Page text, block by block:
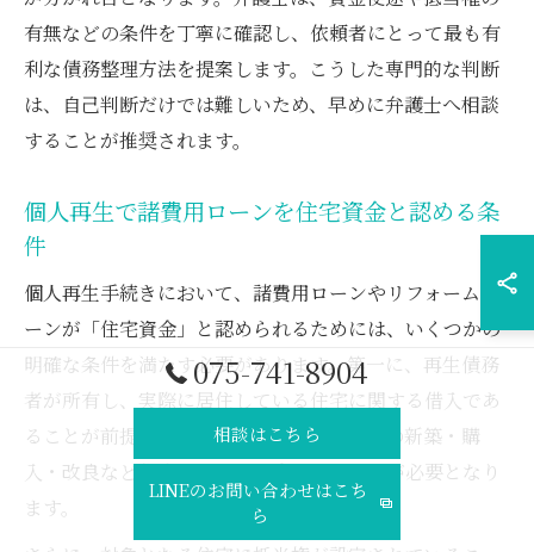
有無などの条件を丁寧に確認し、依頼者にとって最も有
利な債務整理方法を提案します。こうした専門的な判断
は、自己判断だけでは難しいため、早めに弁護士へ相談
することが推奨されます。
個人再生で諸費用ローンを住宅資金と認める条
件
個人再生手続きにおいて、諸費用ローンやリフォームロ
ーンが「住宅資金」と認められるためには、いくつかの
明確な条件を満たす必要があります。第一に、再生債務
者が所有し、実際に居住している住宅に関する借入であ
ることが前提です。次に、その借入が住宅の新築・購
入・改良など住宅のための資金であることが必要となり
ます。
075-741-8904
相談はこちら
LINEのお問い合わせはこち
ら